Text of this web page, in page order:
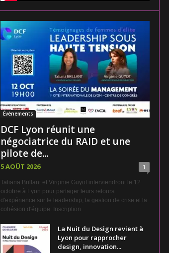
Évènements
DCF Lyon réunit une
négociatrice du RAID et une
pilote de...
5 AOÛT 2026 1
Tatiana Brillant et Virginie Guyot interviendront le 12
octobre à Lyon pour partager leurs retours
d'expérience sur le leadership, la gestion de crise et la
cohésion d'équipe. Inscription
La Nuit du Design revient à
Lyon pour rapprocher
design, innovation...